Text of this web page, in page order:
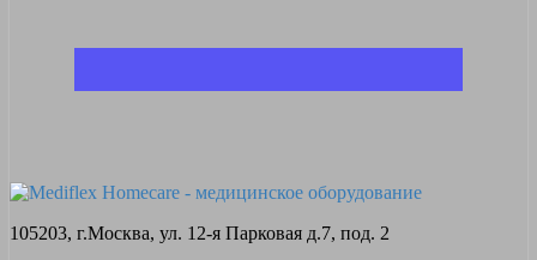
105203, г.Москва, ул. 12-я Парковая д.7, под. 2